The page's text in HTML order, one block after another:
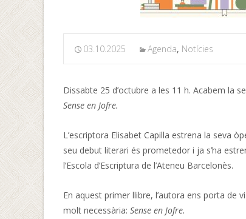
03.10.2025 Agenda, Notícies
Dissabte 25 d’octubre a les 11 h. Acabem la
Sense en Jofre.
L’escriptora Elisabet Capilla estrena la seva
seu debut literari és prometedor i ja s’ha
l’Escola d’Escriptura de l’Ateneu Barcelonès.
En aquest primer llibre, l’autora ens porta de
molt necessària: Sense en Jofre.